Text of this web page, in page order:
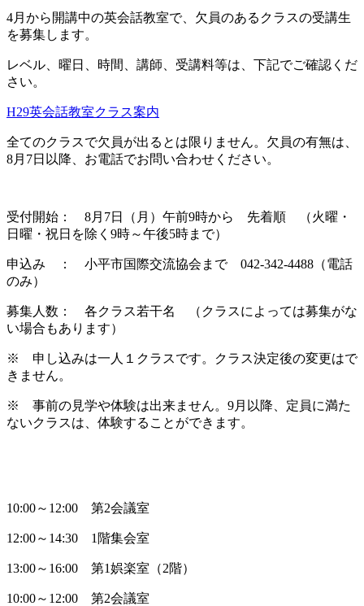
4月から開講中の英会話教室で、欠員のあるクラスの受講生
を募集します。
レベル、曜日、時間、講師、受講料等は、下記でご確認くだ
さい。
H29英会話教室クラス案内
全てのクラスで欠員が出るとは限りません。欠員の有無は、
8月7日以降、お電話でお問い合わせください。
受付開始： 8月7日（月）午前9時から 先着順 （火曜・
日曜・祝日を除く9時～午後5時まで）
申込み ： 小平市国際交流協会まで 042-342-4488（電話
のみ）
募集人数： 各クラス若干名 （クラスによっては募集がな
い場合もあります）
※ 申し込みは一人１クラスです。クラス決定後の変更はで
きません。
※ 事前の見学や体験は出来ません。9月以降、定員に満た
ないクラスは、体験することができます。
10:00～12:00 第2会議室
12:00～14:30 1階集会室
13:00～16:00 第1娯楽室（2階）
10:00～12:00 第2会議室